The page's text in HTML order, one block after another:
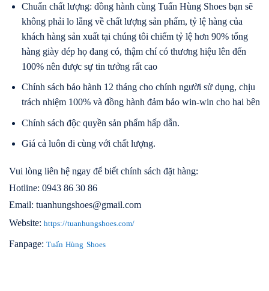
Chuẩn chất lượng: đồng hành cùng Tuấn Hùng Shoes bạn sẽ
không phải lo lắng về chất lượng sản phẩm, tỷ lệ hàng của
khách hàng sản xuất tại chúng tôi chiếm tỷ lệ hơn 90% tổng
hàng giày dép họ đang có, thậm chí có thương hiệu lên đến
100% nên được sự tin tưởng rất cao
Chính sách bảo hành 12 tháng cho chính người sử dụng, chịu
trách nhiệm 100% và đồng hành đảm bảo win-win cho hai bên
Chính sách độc quyền sản phẩm hấp dẫn.
Giá cả luôn đi cùng với chất lượng.
Vui lòng liên hệ ngay để biết chính sách đặt hàng:
Hotline: 0943 86 30 86
Email: tuanhungshoes@gmail.com
Website: https://tuanhungshoes.com/
Fanpage: Tuấn Hùng Shoes